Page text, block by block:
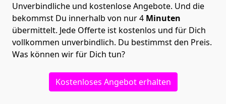
Unverbindliche und kostenlose Angebote. Und die
bekommst Du innerhalb von nur4 Minuten
übermittelt. Jede Offerte ist kostenlos und für Dich
vollkommen unverbindlich. Du bestimmst den Preis.
Was können wir für Dich tun?
Kostenloses Angebot erhalten